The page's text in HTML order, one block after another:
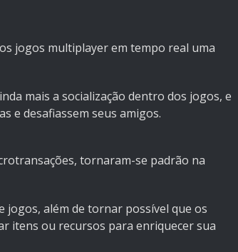
jogos multiplayer em tempo real uma
mais a socialização dentro dos jogos, e
e desafiassem seus amigos.
tornaram-se padrão na
jogos, além de tornar possível que os
itens ou recursos para enriquecer sua